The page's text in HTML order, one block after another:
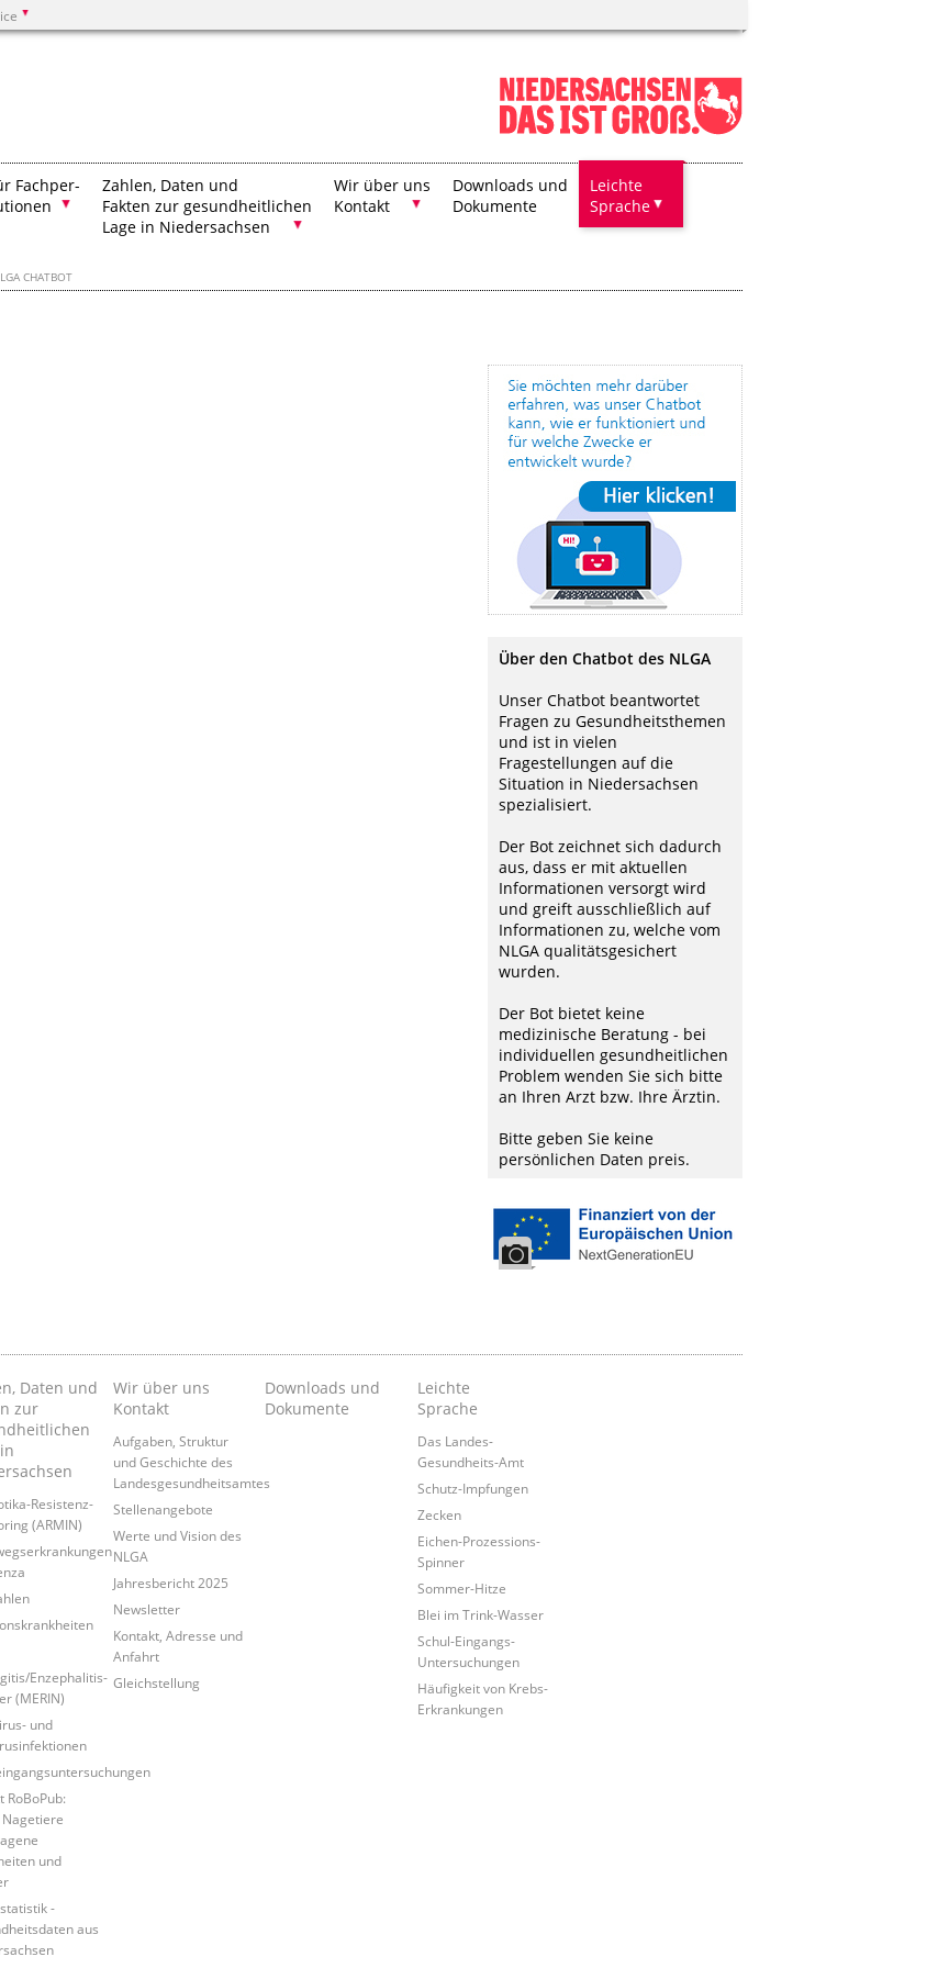
Fachper-
Zahlen, Daten und
Fakten zur gesundheitlichen
Lage in Niedersachsen
Wir über uns
Kontakt
Downloads und
Dokumente
Leichte
Sprache
CHATBOT
Über den Chatbot des NLGA
Unser Chatbot beantwortet
Fragen zu Gesundheitsthemen
und ist in vielen
Fragestellungen auf die
Situation in Niedersachsen
spezialisiert.
Der Bot zeichnet sich dadurch
aus, dass er mit aktuellen
Informationen versorgt wird
und greift ausschließlich auf
Informationen zu, welche vom
NLGA qualitätsgesichert
wurden.
Der Bot bietet keine
medizinische Beratung - bei
individuellen gesundheitlichen
Problem wenden Sie sich bitte
an Ihren Arzt bzw. Ihre Ärztin.
Bitte geben Sie keine
persönlichen Daten preis.
Daten und
zur
Resistenz-
(ARMIN)
Enzephalitis-
(MERIN)
und
RoBoPub:
und
-
aus
Wir über uns
Kontakt
Aufgaben, Struktur
und Geschichte des
Landesgesundheitsamtes
Stellenangebote
Werte und Vision des
NLGA
Jahresbericht 2025
Newsletter
Kontakt, Adresse und
Anfahrt
Gleichstellung
Downloads und
Dokumente
Leichte
Sprache
Das Landes-
Gesundheits-Amt
Schutz-Impfungen
Zecken
Eichen-Prozessions-
Spinner
Sommer-Hitze
Blei im Trink-Wasser
Schul-Eingangs-
Untersuchungen
Häufigkeit von Krebs-
Erkrankungen